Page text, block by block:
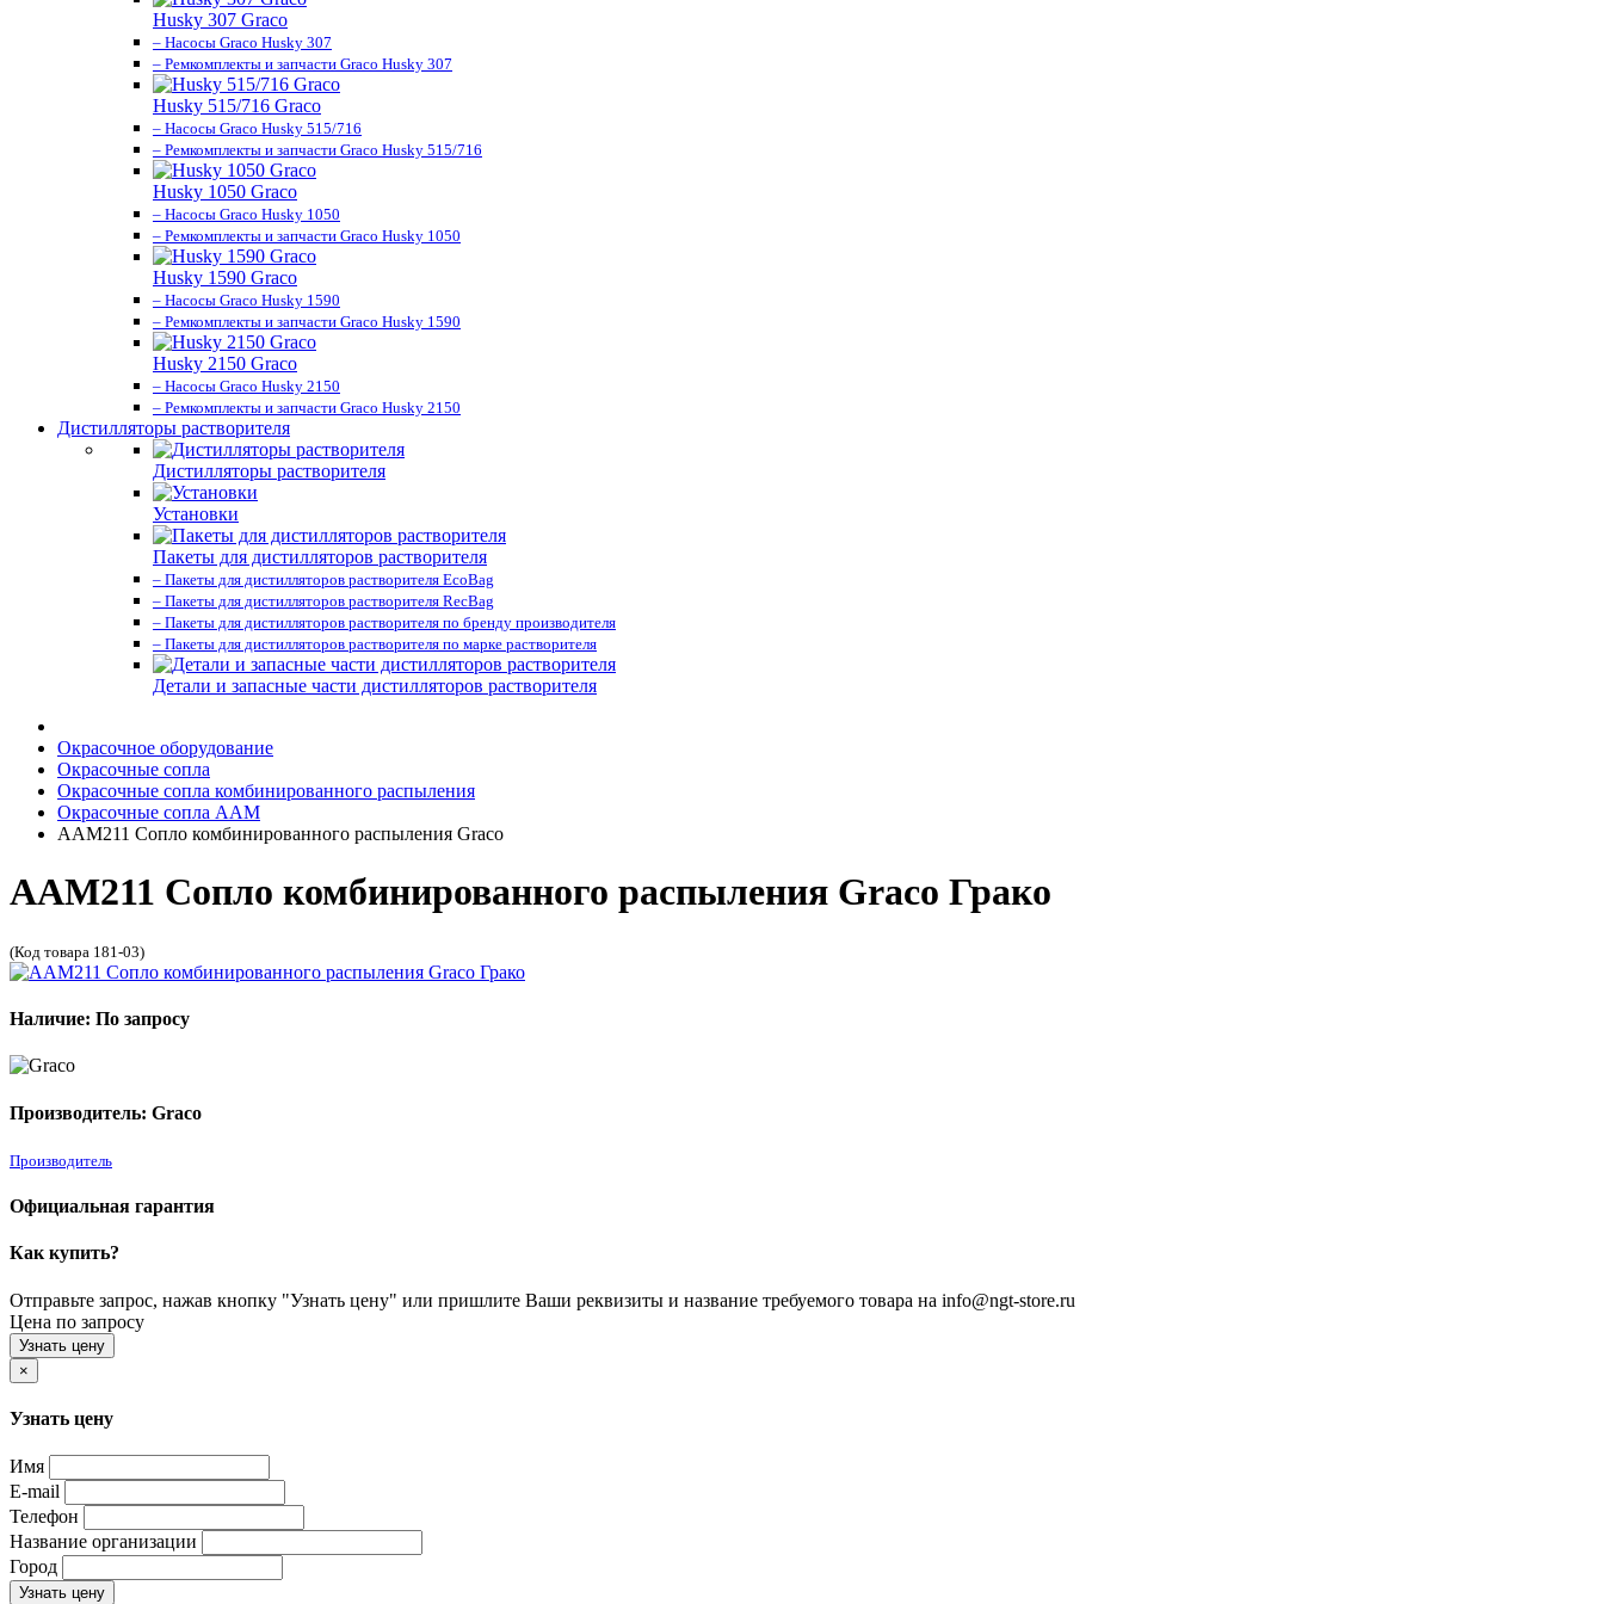
Husky 307 Graco
– Насосы Graco Husky 307
– Ремкомплекты и запчасти Graco Husky 307
Husky 515/716 Graco
– Насосы Graco Husky 515/716
– Ремкомплекты и запчасти Graco Husky 515/716
Husky 1050 Graco
– Насосы Graco Husky 1050
– Ремкомплекты и запчасти Graco Husky 1050
Husky 1590 Graco
– Насосы Graco Husky 1590
– Ремкомплекты и запчасти Graco Husky 1590
Husky 2150 Graco
– Насосы Graco Husky 2150
– Ремкомплекты и запчасти Graco Husky 2150
Дистилляторы растворителя
Дистилляторы растворителя
Установки
Пакеты для дистилляторов растворителя
– Пакеты для дистилляторов растворителя EcoBag
– Пакеты для дистилляторов растворителя RecBag
– Пакеты для дистилляторов растворителя по бренду производителя
– Пакеты для дистилляторов растворителя по марке растворителя
Детали и запасные части дистилляторов растворителя
Окрасочное оборудование
Окрасочные сопла
Окрасочные сопла комбинированного распыления
Окрасочные сопла AAM
AAM211 Сопло комбинированного распыления Graco
AAM211 Сопло комбинированного распыления Graco Грако
(Код товара 181-03)
Наличие: По запросу
Производитель: Graco
Производитель
Официальная гарантия
Как купить?
Отправьте запрос, нажав кнопку "Узнать цену" или пришлите Ваши реквизиты и название требуемого товара на info@ngt-store.ru
Цена по запросу
Узнать цену
×
Узнать цену
Имя
E-mail
Телефон
Название организации
Город
Узнать цену